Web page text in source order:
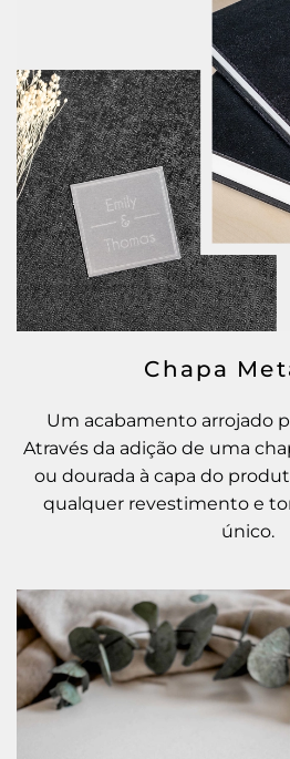
Chapa
Um acabamento arrojado
Através da adição de uma
ou dourada à capa do
qualquer revestimento e
único.